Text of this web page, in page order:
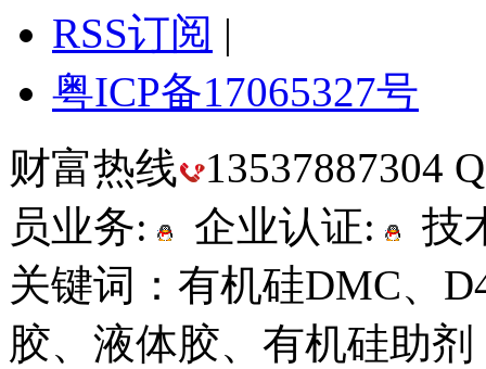
RSS订阅 |
粤ICP备17065327号
财富热线
13537887304
员业务:
企业认证:
技
关键词：有机硅DMC、
胶、液体胶、有机硅助